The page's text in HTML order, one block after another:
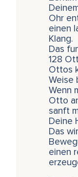
Ohr
einen
Klang.
Das
128
Ottos
Weise
Wenn
Otto
sanft
Deine
Das
einen